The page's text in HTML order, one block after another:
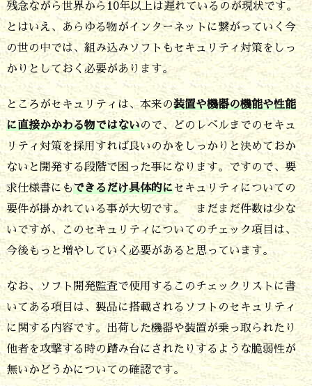
キ
ュ
リ
ィ
で
す
2.
ソ
フ
ト
監
査
で
見
る
残念ながら世界から10年以上は遅れているのが現状です。
とはいえ、あらゆる物がインターネットに繋がっていく今
の世の中では、組み込みソフトもセキュリティ対策をしっ
かりとしておく必要があります。
ところがセキュリティは、本来の装置や機器の機能や性能
に直接かかわる物ではないので、どのレベルまでのセキュ
リティ対策を採用すれば良いのかをしっかりと決めておか
ないと開発する段階で困った事になります。ですので、要
求仕様書にもできるだけ具体的にセキュリティについての
要件が掛かれている事が大切です。 まだまだ件数は少な
いですが、このセキュリティについてのチェック項目は、
今後もっと増やしていく必要があると思っています。
なお、ソフト開発監査で使用するこのチェックリストに書
いてある項目は、製品に搭載されるソフトのセキュリティ
に関する内容です。出荷した機器や装置が乗っ取られたり
他者を攻撃する時の踏み台にされたりするような脆弱性が
無いかどうかについての確認です。